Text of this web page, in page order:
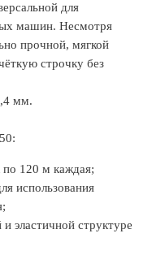
для
машин. Несмотря
прочной, мягкой
строчку без
мм.
120 м каждая;
использования
эластичной структуре